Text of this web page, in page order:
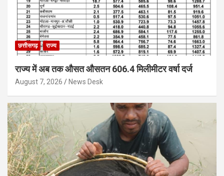
छत्तीसगढ़ राज्य
राज्य में अब तक औसत औसतन 606.4 मिलीमीटर वर्षा दर्ज
August 7, 2026 News Desk